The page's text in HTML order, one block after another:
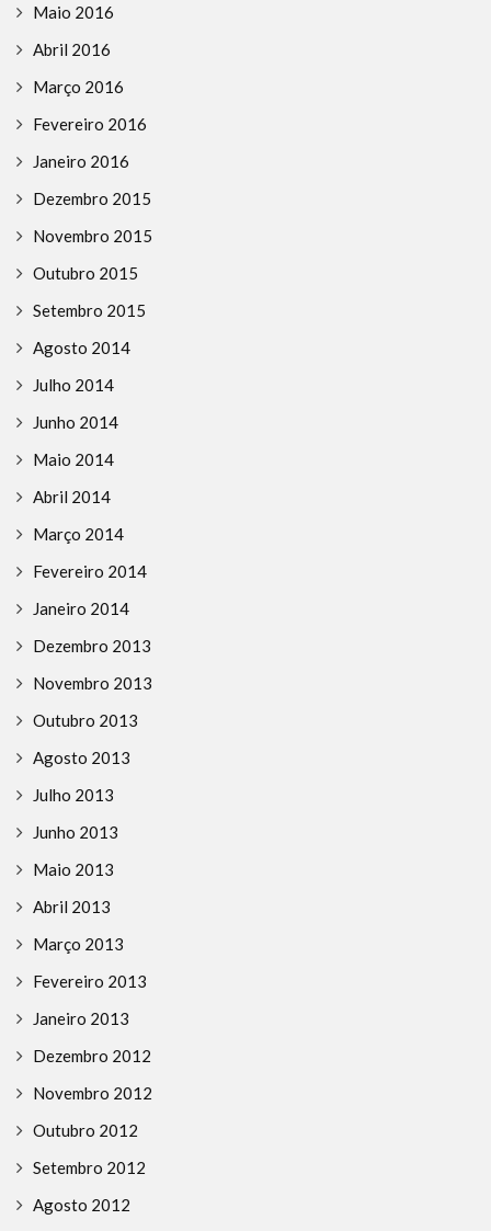
Maio 2016
Abril 2016
Março 2016
Fevereiro 2016
Janeiro 2016
Dezembro 2015
Novembro 2015
Outubro 2015
Setembro 2015
Agosto 2014
Julho 2014
Junho 2014
Maio 2014
Abril 2014
Março 2014
Fevereiro 2014
Janeiro 2014
Dezembro 2013
Novembro 2013
Outubro 2013
Agosto 2013
Julho 2013
Junho 2013
Maio 2013
Abril 2013
Março 2013
Fevereiro 2013
Janeiro 2013
Dezembro 2012
Novembro 2012
Outubro 2012
Setembro 2012
Agosto 2012